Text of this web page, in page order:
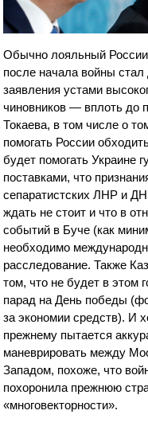
Обычно лояльный России
после начала войны стал
заявления устами
чиновников — вплоть до
Токаева, в том числе о
помогать России
будет помогать Украине
поставками, что
сепаратистских ЛНР и
ждать не стоит и что в
событий в Буче (как
необходимо
расследование. Также
том, что не будет в этом
парад на День победы
за экономии средств). И
прежнему пытается
маневрировать между
Западом, похоже, что
похоронила прежнюю
«многовекторности».